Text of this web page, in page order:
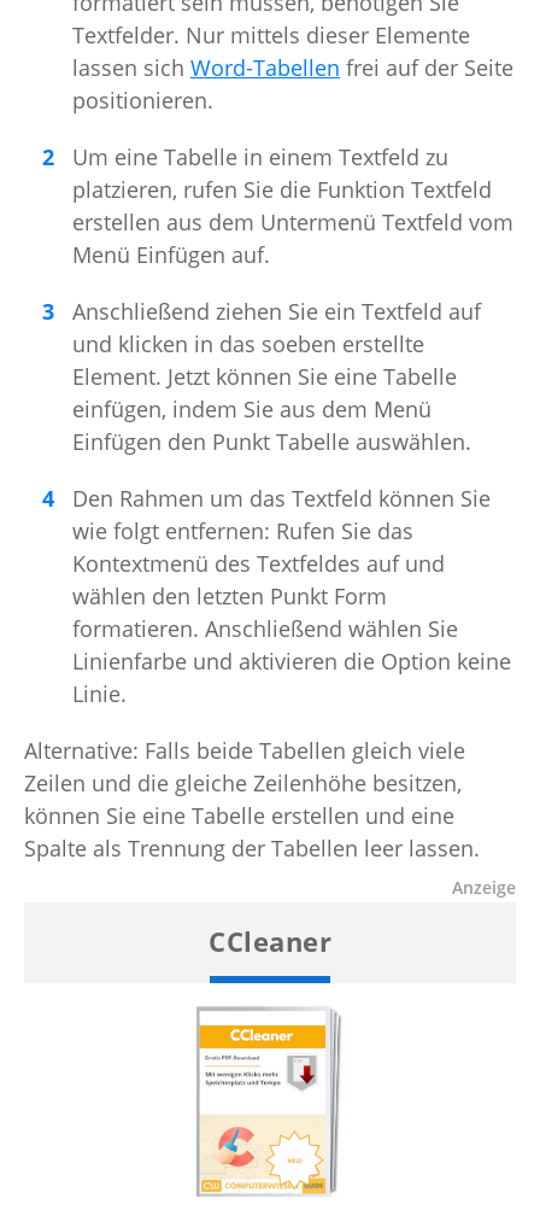
Textfelder. Nur mittels dieser Elemente
lassen sich Word-Tabellen frei auf der Seite
positionieren.
Um eine Tabelle in einem Textfeld zu
platzieren, rufen Sie die Funktion Textfeld
erstellen aus dem Untermenü Textfeld vom
Menü Einfügen auf.
Anschließend ziehen Sie ein Textfeld auf
und klicken in das soeben erstellte
Element. Jetzt können Sie eine Tabelle
einfügen, indem Sie aus dem Menü
Einfügen den Punkt Tabelle auswählen.
Den Rahmen um das Textfeld können Sie
wie folgt entfernen: Rufen Sie das
Kontextmenü des Textfeldes auf und
wählen den letzten Punkt Form
formatieren. Anschließend wählen Sie
Linienfarbe und aktivieren die Option keine
Linie.
Alternative: Falls beide Tabellen gleich viele
Zeilen und die gleiche Zeilenhöhe besitzen,
können Sie eine Tabelle erstellen und eine
Spalte als Trennung der Tabellen leer lassen.